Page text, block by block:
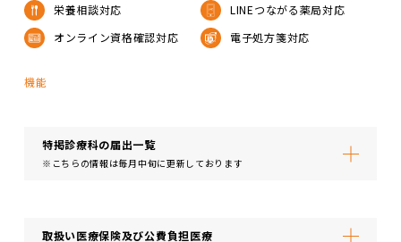
栄養相談対応
LINEつながる薬局対応
オンライン資格確認対応
電子処方箋対応
機能
特掲診療科の届出⼀覧
※こちらの情報は毎月中旬に更新しております
取扱い医療保険及び公費負担医療